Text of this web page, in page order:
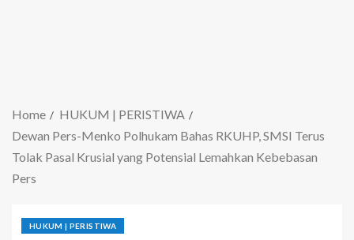
Home
HUKUM | PERISTIWA
Dewan Pers-Menko Polhukam Bahas RKUHP, SMSI Terus
Tolak Pasal Krusial yang Potensial Lemahkan Kebebasan
Pers
HUKUM | PERISTIWA